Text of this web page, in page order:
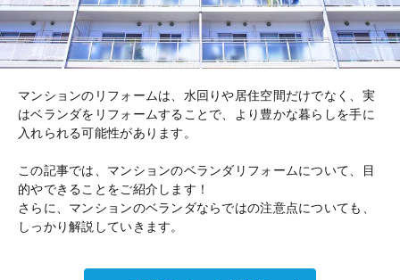
マンションのリフォームは、水回りや居住空間だけでなく、実
はベランダをリフォームすることで、より豊かな暮らしを手に
入れられる可能性があります。
この記事では、マンションのベランダリフォームについて、目
的やできることをご紹介します！
さらに、マンションのベランダならではの注意点についても、
しっかり解説していきます。